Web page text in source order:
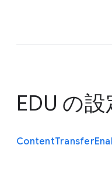
EDU の設
ContentTransfer